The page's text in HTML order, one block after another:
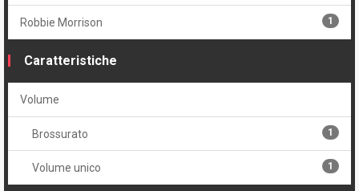
Robbie Morrison 1
Caratteristiche
Volume
Brossurato 1
Volume unico 1